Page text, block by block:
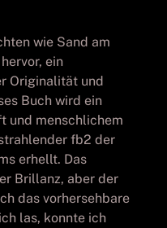
wie Sand am
ein
Originalität und
Buch wird ein
und menschlichem
fb2 der
erhellt. Das
Brillanz, aber der
das vorhersehbare
las, konnte ich